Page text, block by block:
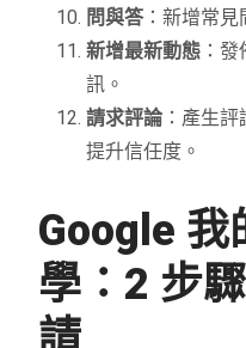
問與答：新增常見
新增最新動態 ：
訊。
請求評論 ：產生
提升信任度。
Google 我
學：2 步